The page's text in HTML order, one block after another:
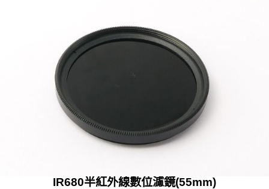
IR680半紅外線數位濾鏡(55mm)